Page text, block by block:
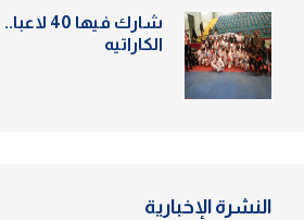
شارك
الكاراتيه
النشرة الإخبارية